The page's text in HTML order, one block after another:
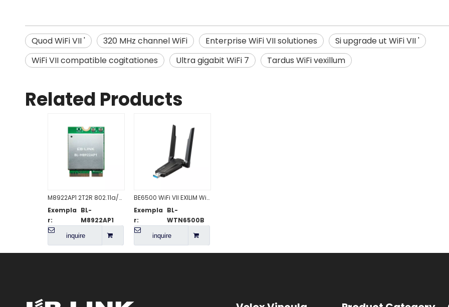
Quod WiFi VII ' 320 MHz channel WiFi Enterprise WiFi VII solutiones
Si upgrade ut WiFi VII '
WiFi VII compatible cogitationes
Ultra gigabit WiFi 7 Tardus WiFi vexillum
Related Products
M8922AP1 2T2R 802.11a/b/g/n/ac/ax/be WiFi 7 + BT5.4
Exempla
r:
BL-
M8922AP1
inquire
BE6500 WiFi VII EXILIM Wireless USB nibh
Exempla
r:
BL-
WTN6500B
inquire